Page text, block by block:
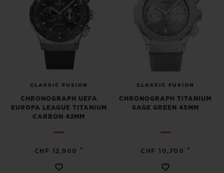
CLASSIC FUSION
CHRONOGRAPH UEFA
EUROPA LEAGUE TITANIUM
CARBON 42MM
CHF 12,900 •
CLASSIC FUSION
CHRONOGRAPH TITANIUM
SAGE GREEN 45MM
CHF 10,700 •